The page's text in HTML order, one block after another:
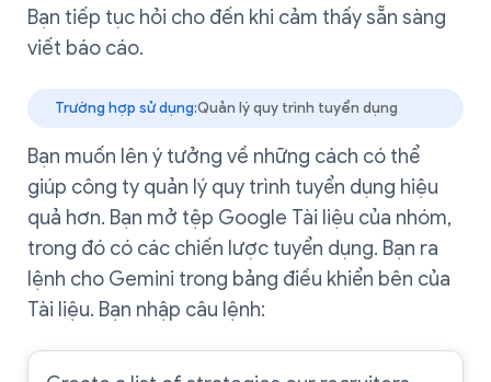
Bạn tiếp tục hỏi cho đến khi cảm thấy sẵn sàng
viết báo cáo.
Trường hợp sử dụng:Quản lý quy trình tuyển dụng
Bạn muốn lên ý tưởng về những cách có thể
giúp công ty quản lý quy trình tuyển dụng hiệu
quả hơn. Bạn mở tệp Google Tài liệu của nhóm,
trong đó có các chiến lược tuyển dụng. Bạn ra
lệnh cho Gemini trong bảng điều khiển bên của
Tài liệu. Bạn nhập câu lệnh: